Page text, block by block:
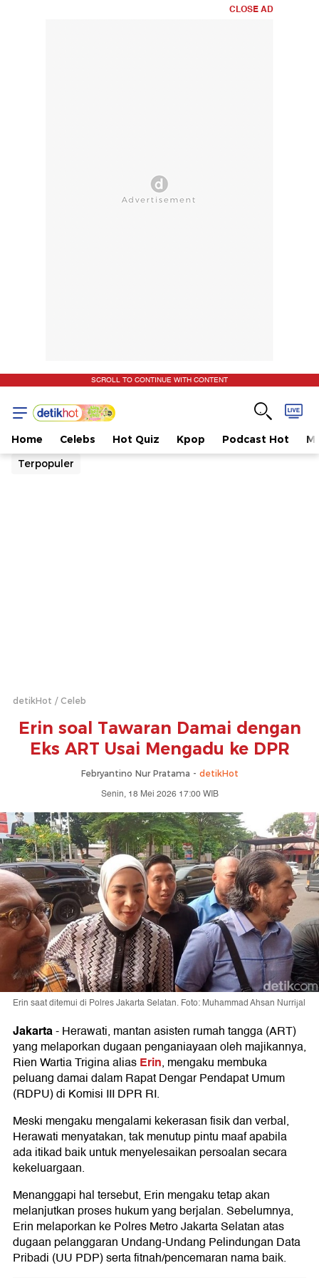
CLOSE AD
SCROLL TO CONTINUE WITH CONTENT
Home Celebs Hot Quiz Kpop Podcast Hot
Terpopuler
detikHot Celeb
Erin soal Tawaran Damai dengan
Eks ART Usai Mengadu ke DPR
Febryantino Nur Pratama - detikHot
Senin, 18 Mei 2026 17:00 WIB
Erin saat ditemui di Polres Jakarta Selatan. Foto: Muhammad Ahsan Nurrijal
Jakarta-Herawati, mantan asisten rumah tangga (ART)
yang melaporkan dugaan penganiayaan oleh majikannya,
Rien Wartia Trigina aliasErin, mengaku membuka
peluang damai dalam Rapat Dengar Pendapat Umum
(RDPU) di Komisi III DPR RI.
Meski mengaku mengalami kekerasan fisik dan verbal,
Herawati menyatakan, tak menutup pintu maaf apabila
ada itikad baik untuk menyelesaikan persoalan secara
kekeluargaan.
Menanggapi hal tersebut, Erin mengaku tetap akan
melanjutkan proses hukum yang berjalan. Sebelumnya,
Erin melaporkan ke Polres Metro Jakarta Selatan atas
dugaan pelanggaran Undang-Undang Pelindungan Data
Pribadi (UU PDP) serta fitnah/pencemaran nama baik.